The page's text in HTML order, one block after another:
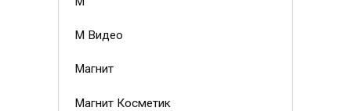
М Видео
Магнит
Магнит Косметик